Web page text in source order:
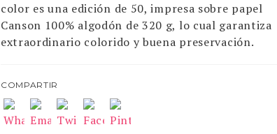
color es una edición de 50, impresa sobre papel
Canson 100% algodón de 320 g, lo cual garantiza
extraordinario colorido y buena preservación.
COMPARTIR